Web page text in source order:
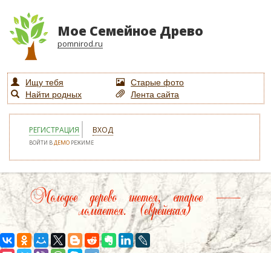
Мое Семейное Древо
pomnirod.ru
Ищу тебя
Старые фото
Найти родных
Лента сайта
РЕГИСТРАЦИЯ ВХОД
ВОЙТИ ВДЕМО РЕЖИМЕ
Молодое дерево гнется, старое —
ломается. (еврейская)